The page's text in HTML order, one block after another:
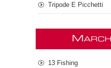
Tripode E Picchetti
M ARCHI
13 Fishing